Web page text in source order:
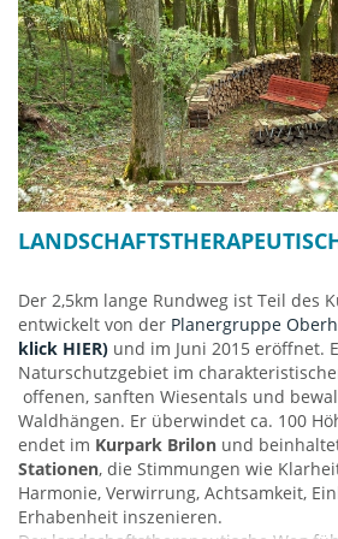
DasHaus am Kurparkist ein 4-Sterne-
DachCafé und Kurpark-Terrasse.
Brockmanns Hütte, die sich ebenfalls
Kurpark Brilon
Am Schönschede (Parkplatz)
59929 Brilon
Der 2,5km lange Rundweg ist Teil des
entwickelt von der Planergruppe
klick HIER) und im Juni 2015 eröffnet.
Naturschutzgebiet im
offenen, sanften Wiesentals und
Waldhängen. Er überwindet ca. 100
endet im Kurpark Brilon und
Stationen, die Stimmungen wie
Harmonie, Verwirrung, Achtsamkeit,
Erhabenheit inszenieren.